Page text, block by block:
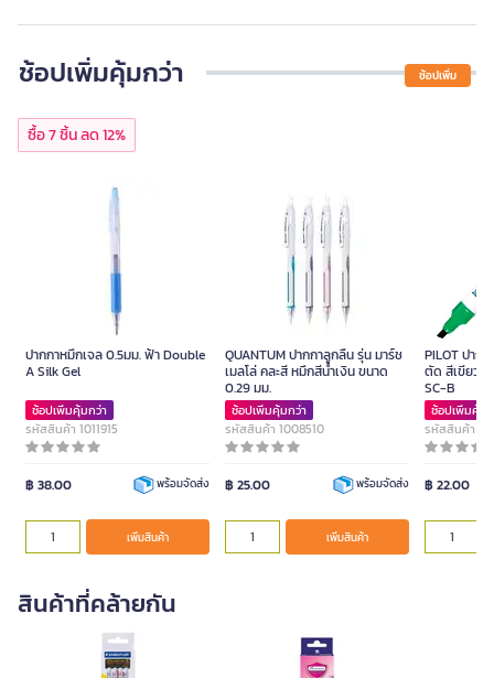
ช้อปเพิ่มคุ้มกว่า ช้อปเพิ่ม
ซื้อ 7 ชิ้น ลด 12%
ปากกาหมึกเจล 0.5มม. ฟ้า Double
A Silk Gel
ช้อปเพิ่มคุ้มกว่า
รหัสสินค้า 1011915
฿ 38.00 พร้อมจัดส่ง
เพิ่มสินค้า
QUANTUM ปากกาลูกลื่น รุ่น มาร์ช
เมลโล่ คละสี หมึกสีน้ำเงิน ขนาด
0.29 มม.
ช้อปเพิ่มคุ้มกว่า
รหัสสินค้า 1008510
฿ 25.00 พร้อมจัดส่ง
เพิ่มสินค้า
PILOT ปาก
ตัด สีเขียว ข
SC-B
ช้อปเพิ่มคุ้ม
รหัสสินค้า
฿ 22.00
สินค้าที่คล้ายกัน